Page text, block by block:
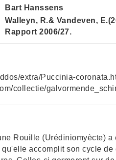
Bart Hanssens
Walleyn, R.& Vandeven,
Rapport 2006/27.
extra/Puccinia-
collectie/
Rouille (Urédiniomyècte)
accomplit son cycle